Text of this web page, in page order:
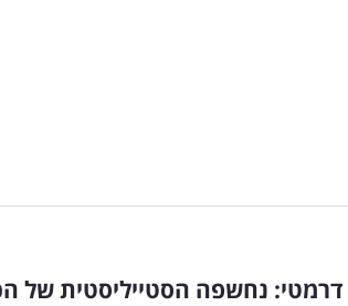
דרמטי: נחשפה הסטייליסטית של